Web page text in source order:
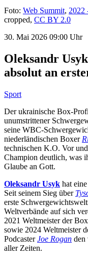
Foto: Web Summit, 2022
cropped, CC BY 2.0
30. Mai 2026 09:00 Uhr
Oleksandr
absolut an
Sport
Der ukrainische Box-Profi
unumstrittener
seine WBC-
niederländischen Boxer
technischen K.O. Vor
Champion deutlich, was
Glaube an Gott.
Oleksandr Usyk hat
Seit seinem Sieg über
erste
Weltverbände auf sich
2021 Weltmeister der
sowie 2024 Weltmeister
PodcasterJoe Rogan den
aller Zeiten.